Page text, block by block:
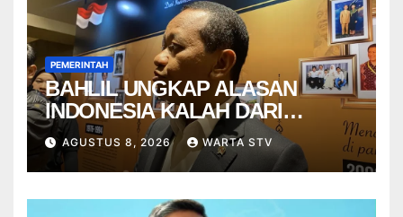
PEMERINTAH
BAHLIL UNGKAP ALASAN
INDONESIA KALAH DARI
VIETNAM
AGUSTUS 8, 2026 WARTA STV